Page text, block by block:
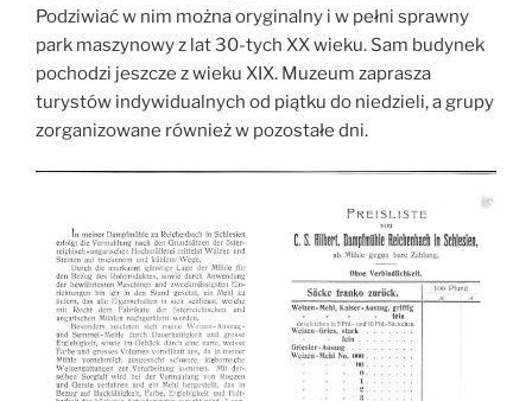
Podziwiać w nim można oryginalny i w pełni sprawny
park maszynowy z lat 30-tych XX wieku. Sam budynek
pochodzi jeszcze z wieku XIX. Muzeum zaprasza
turystów indywidualnych od piątku do niedzieli, a grupy
zorganizowane również w pozostałe dni.